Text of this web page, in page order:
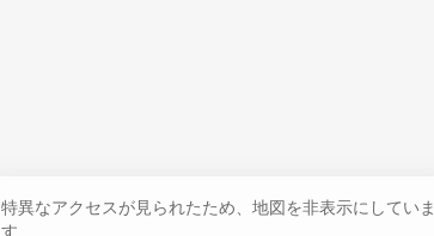
特異なアクセスが見られたため、地図を非表示にしていま
す